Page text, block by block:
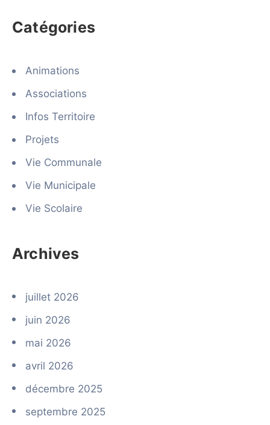
Catégories
Animations
Associations
Infos Territoire
Projets
Vie Communale
Vie Municipale
Vie Scolaire
Archives
juillet 2026
juin 2026
mai 2026
avril 2026
décembre 2025
septembre 2025